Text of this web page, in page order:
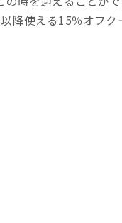
降使える15％オフク